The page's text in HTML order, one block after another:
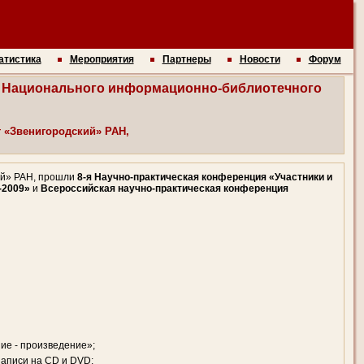
Мероприятия Партнеры Новости Форум
Национального информационно-библиотечного
«Звенигородский» РАН,
РАН, прошли 8-я Научно-практическая конференция «Участники и
и Всероссийская научно-практическая конференция
- произведение»;
на CD и DVD;